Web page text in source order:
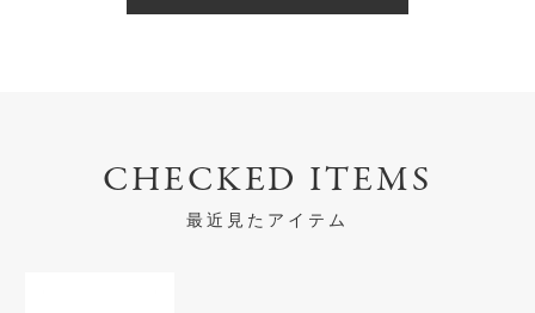
CHECKED ITEMS
最近見たアイテム